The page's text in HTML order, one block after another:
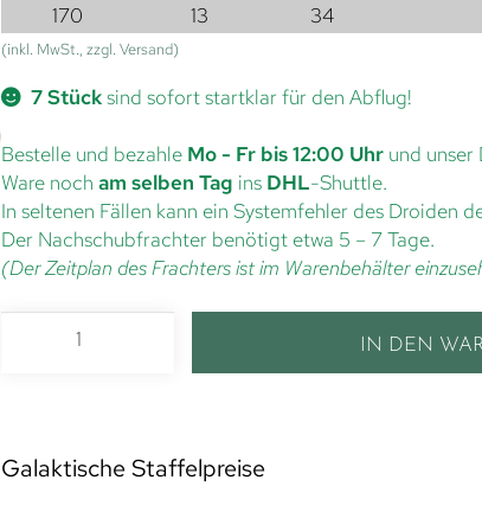
170
13 34
(inkl. MwSt., zzgl. Versand)
7 Stücksind sofort startklar für den Abflug!
Bestelle und bezahle Mo - Fr bis 12:00 Uhr und
Ware noch am selben Tag ins DHL-Shuttle.
In seltenen Fällen kann ein Systemfehler des Droiden
Der Nachschubfrachter benötigt etwa 5 – 7 Tage.
(Der Zeitplan des Frachters ist im Warenbehälter
IN DEN
Galaktische Staffelpreise